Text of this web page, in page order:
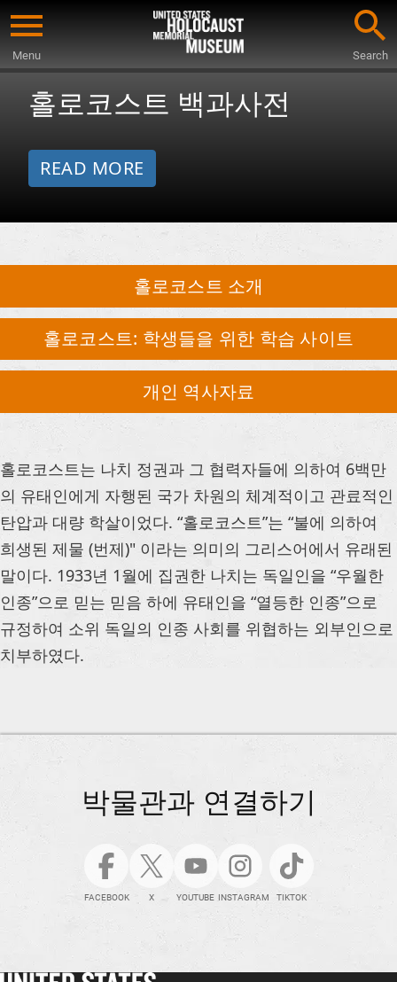
Skip
main
content
Menu Search
Start
한
국
어
자
료
홀로코스트 백과사전
READ MORE
홀로코스트 소개
홀로코스트: 학생들을 위한 학습 사이트
개인 역사자료
홀로코스트는 나치 정권과 그 협력자들에 의하여 6백만
의 유태인에게 자행된 국가 차원의 체계적이고 관료적인
탄압과 대량 학살이었다. “홀로코스트”는 “불에 의하여
희생된 제물 (번제)" 이라는 의미의 그리스어에서 유래된
말이다. 1933년 1월에 집권한 나치는 독일인을 “우월한
인종”으로 믿는 믿음 하에 유태인을 “열등한 인종”으로
규정하여 소위 독일의 인종 사회를 위협하는 외부인으로
치부하였다.
박물관과 연결하기
FACEBOOK X YOUTUBE INSTAGRAM TIKTOK